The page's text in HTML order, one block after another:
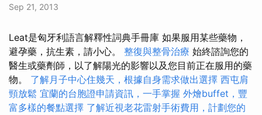
Sep 21, 2013
Leat是匈牙利語言解釋性詞典手冊庫 如果服用某些藥物，
避孕藥，抗生素，請小心。 整復與整骨治療 始終諮詢您的
醫生或藥劑師，以了解陽光的影響以及您目前正在服用的藥
物。 了解月子中心住幾天，根據自身需求做出選擇 西屯肩
頸放鬆 宜蘭的台胞證申請資訊，一手掌握 外燴buffet，豐
富多樣的餐點選擇 了解近視老花雷射手術費用，計劃您的